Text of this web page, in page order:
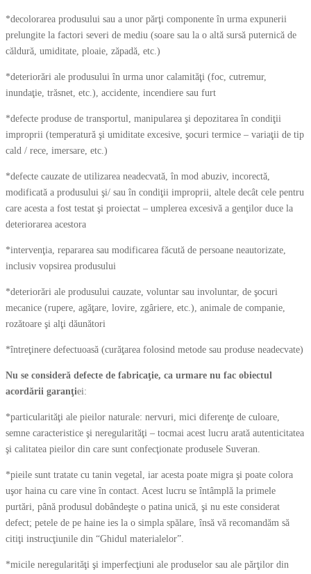
*decolorarea produsului sau a unor părţi componente în urma expunerii
prelungite la factori severi de mediu (soare sau la o altă sursă puternică de
căldură, umiditate, ploaie, zăpadă, etc.)
*deteriorări ale produsului în urma unor calamităţi (foc, cutremur,
inundaţie, trăsnet, etc.), accidente, incendiere sau furt
*defecte produse de transportul, manipularea şi depozitarea în condiţii
improprii (temperatură şi umiditate excesive, şocuri termice – variaţii de tip
cald / rece, imersare, etc.)
*defecte cauzate de utilizarea neadecvată, în mod abuziv, incorectă,
modificată a produsului şi/ sau în condiţii improprii, altele decât cele pentru
care acesta a fost testat şi proiectat – umplerea excesivă a genţilor duce la
deteriorarea acestora
*intervenţia, repararea sau modificarea făcută de persoane neautorizate,
inclusiv vopsirea produsului
*deteriorări ale produsului cauzate, voluntar sau involuntar, de şocuri
mecanice (rupere, agăţare, lovire, zgâriere, etc.), animale de companie,
rozătoare şi alţi dăunători
*întreţinere defectuoasă (curăţarea folosind metode sau produse neadecvate)
Nu se consideră defecte de fabricaţie, ca urmare nu fac obiectul
acordării garanţiei:
*particularităţi ale pieilor naturale: nervuri, mici diferenţe de culoare,
semne caracteristice şi neregularităţi – tocmai acest lucru arată autenticitatea
şi calitatea pieilor din care sunt confecţionate produsele Suveran.
*pieile sunt tratate cu tanin vegetal, iar acesta poate migra şi poate colora
uşor haina cu care vine în contact. Acest lucru se întâmplă la primele
purtări, până produsul dobândeşte o patina unică, şi nu este considerat
defect; petele de pe haine ies la o simpla spălare, însă vă recomandăm să
citiţi instrucţiunile din “Ghidul materialelor”.
*micile neregularităţi şi imperfecţiuni ale produselor sau ale părţilor din